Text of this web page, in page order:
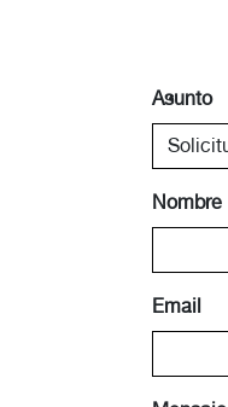
Asunto
Nombre
Email